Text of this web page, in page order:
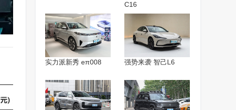
C16
实力派新秀 eπ008 强势来袭 智己L6